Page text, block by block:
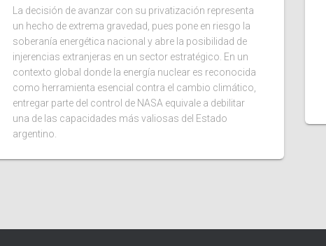
La decisión de avanzar con su privatización representa
un hecho de extrema gravedad, pues pone en riesgo la
soberanía energética nacional y abre la posibilidad de
injerencias extranjeras en un sector estratégico. En un
contexto global donde la energía nuclear es reconocida
como herramienta esencial contra el cambio climático,
entregar parte del control de NASA equivale a debilitar
una de las capacidades más valiosas del Estado
argentino.